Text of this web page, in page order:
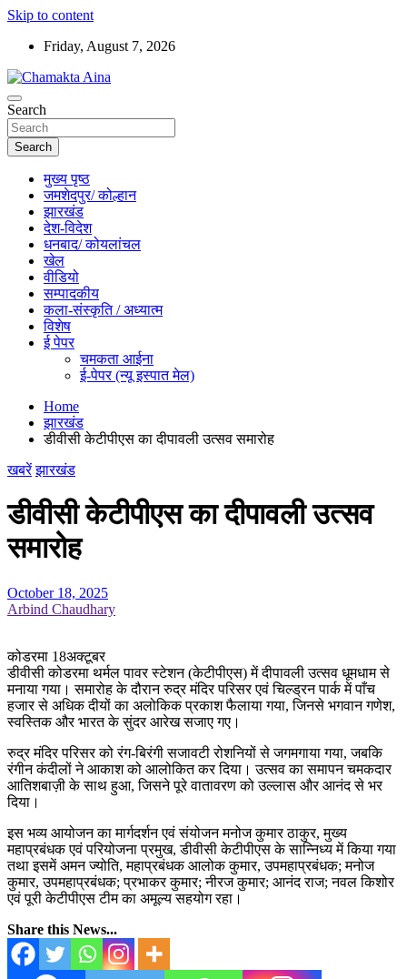
Skip to content
Friday, August 7, 2026
Chamakta Aina
Hindi News Paper – Jharkhand
Search
Search
मुख्य पृष्ठ
जमशेदपुर/ कोल्हान
झारखंड
देश-विदेश
धनबाद/ कोयलांचल
खेल
वीडियो
सम्पादकीय
कला-संस्कृति / अध्यात्म
विशेष
ई पेपर
चमकता आईना
ई-पेपर (न्यू इस्पात मेल)
Home
झारखंड
डीवीसी केटीपीएस का दीपावली उत्सव समारोह
खबरें झारखंड
डीवीसी केटीपीएस का दीपावली उत्सव
समारोह
October 18, 2025
Arbind Chaudhary
कोडरमा 18अक्टूबर
डीवीसी कोडरमा थर्मल पावर स्टेशन (केटीपीएस) में दीपावली उत्सव धूमधाम से
मनाया गया। समारोह के दौरान रुद्र मंदिर परिसर एवं चिल्ड्रन पार्क में पाँच
हजार से अधिक दीयों का अलोकिक प्रकाश फैलाया गया, जिनसे भगवान गणेश,
स्वस्तिक और भारत के सुंदर आरेख सजाए गए।
रुद्र मंदिर परिसर को रंग-बिरंगी सजावटी रोशनियों से जगमगाया गया, जबकि
रंगीन कंदीलों ने आकाश को आलोकित कर दिया। उत्सव का समापन चमकदार
आतिशबाज़ी के साथ हुआ, जिसने पूरे वातावरण को उल्लास और आनंद से भर
दिया।
इस भव्य आयोजन का मार्गदर्शन एवं संयोजन मनोज कुमार ठाकुर, मुख्य
महाप्रबंधक एवं परियोजना प्रमुख, डीवीसी केटीपीएस के सान्निध्य में किया गया
तथा इसमें अमन ज्योति, महाप्रबंधक आलोक कुमार, उपमहाप्रबंधक; मनोज
कुमार, उपमहाप्रबंधक; प्रभाकर कुमार; नीरज कुमार; आनंद राज; नवल किशोर
एवं पूरी केटीपीएस टीम का अमूल्य सहयोग रहा।
Share this News...